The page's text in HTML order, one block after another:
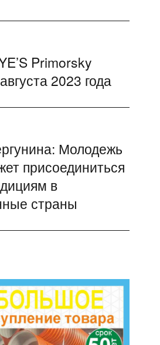
Primorsky
2023 года
Молодежь
присоединиться
в
страны